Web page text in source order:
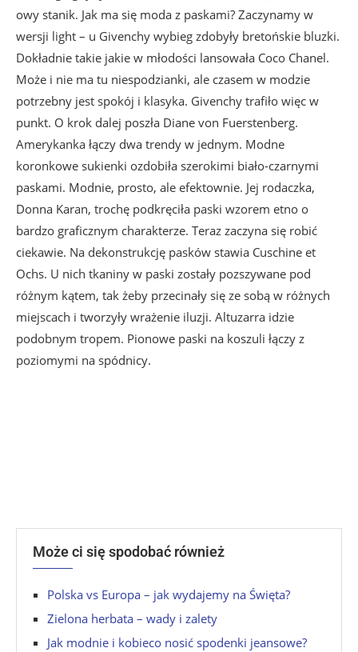
owy stanik. Jak ma się moda z paskami? Zaczynamy w
wersji light – u Givenchy wybieg zdobyły bretońskie bluzki.
Dokładnie takie jakie w młodości lansowała Coco Chanel.
Może i nie ma tu niespodzianki, ale czasem w modzie
potrzebny jest spokój i klasyka. Givenchy trafiło więc w
punkt. O krok dalej poszła Diane von Fuerstenberg.
Amerykanka łączy dwa trendy w jednym. Modne
koronkowe sukienki ozdobiła szerokimi biało-czarnymi
paskami. Modnie, prosto, ale efektownie. Jej rodaczka,
Donna Karan, trochę podkręciła paski wzorem etno o
bardzo graficznym charakterze. Teraz zaczyna się robić
ciekawie. Na dekonstrukcję pasków stawia Cuschine et
Ochs. U nich tkaniny w paski zostały pozszywane pod
różnym kątem, tak żeby przecinały się ze sobą w różnych
miejscach i tworzyły wrażenie iluzji. Altuzarra idzie
podobnym tropem. Pionowe paski na koszuli łączy z
poziomymi na spódnicy.
Może ci się spodobać również
Polska vs Europa – jak wydajemy na Święta?
Zielona herbata – wady i zalety
Jak modnie i kobieco nosić spodenki jeansowe?